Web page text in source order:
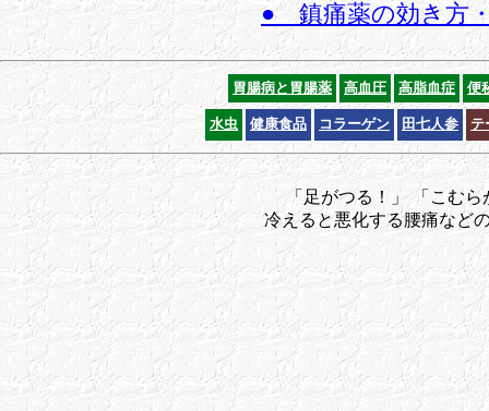
● 鎮痛薬の効き方
胃腸病と胃腸薬 高血圧 高脂血症 便
水虫 健康食品 コラーゲン 田七人参 テ
「足がつる！」 「こむ
冷えると悪化する腰痛など